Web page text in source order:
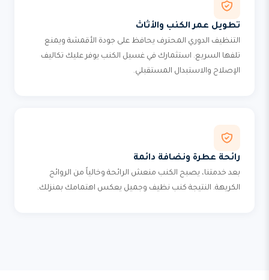
تطويل عمر الكنب والأثاث
التنظيف الدوري المحترف يحافظ على جودة الأقمشة ويمنع
تلفها السريع. استثمارك في غسيل الكنب يوفر عليك تكاليف
الإصلاح والاستبدال المستقبلي.
رائحة عطرة ونضافة دائمة
بعد خدمتنا، يصبح الكنب منعش الرائحة وخالياً من الروائح
الكريهة. النتيجة كنب نظيف وجميل يعكس اهتمامك بمنزلك.